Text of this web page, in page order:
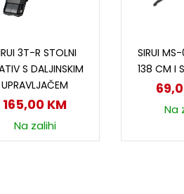
3T-R STOLNI
S DALJINSKIM
UPRAVLJAČEM
165,00 KM
Na zalihi
SIRUI
138 CM I
Na